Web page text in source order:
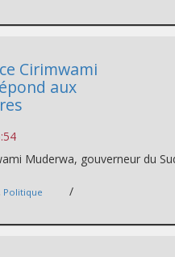
Cirimwami
aux
Muderwa, gouverneur du
Politique /